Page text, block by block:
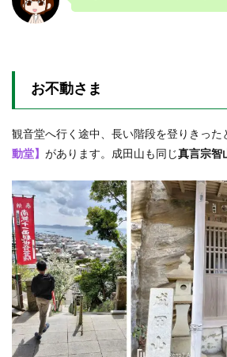
お不動さま
観音堂へ行く途中、長い階段を登りきった
動堂】 があります。成田山も同じ真言宗智